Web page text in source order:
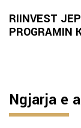
RIINVEST
PROGRAMIN
Ngjarja e